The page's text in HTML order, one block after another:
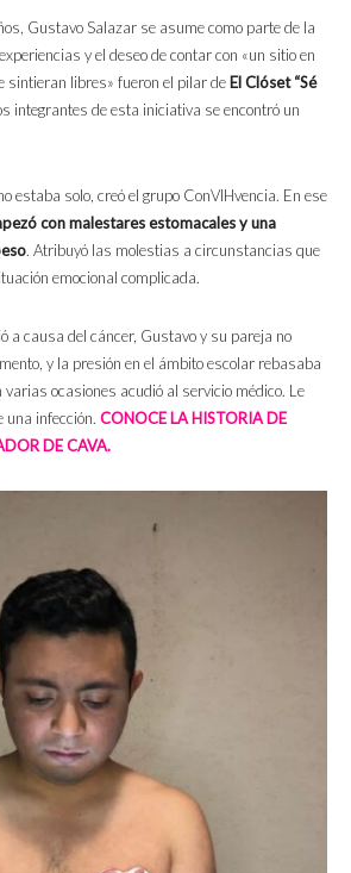
Gustavo Salazar se asume como parte de la
y el deseo de contar con «un sitio en
sintieran libres» fueron el pilar de El Clóset “Sé
integrantes de esta iniciativa se encontró un
estaba solo, creó el grupo ConVIHvencia. En ese
con malestares estomacales y una
. Atribuyó las molestias a circunstancias que
emocional complicada.
a causa del cáncer, Gustavo y su pareja no
y la presión en el ámbito escolar rebasaba
varias ocasiones acudió al servicio médico. Le
una infección. CONOCE LA HISTORIA DE
DE CAVA.